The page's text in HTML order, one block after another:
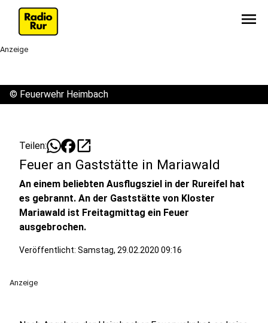
menu
Anzeige
© Feuerwehr Heimbach
Teilen: open_in_new
Feuer an Gaststätte in Mariawald
An einem beliebten Ausflugsziel in der Rureifel hat
es gebrannt. An der Gaststätte von Kloster
Mariawald ist Freitagmittag ein Feuer
ausgebrochen.
Veröffentlicht: Samstag, 29.02.2020 09:16
Anzeige